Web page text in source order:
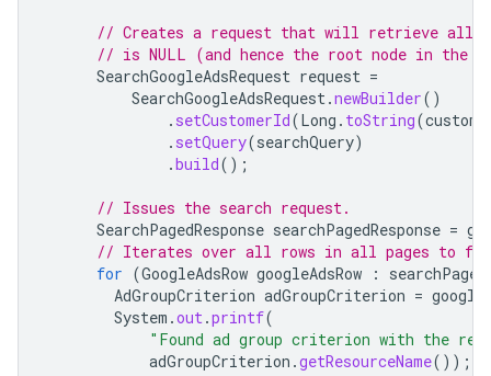
// Creates a request that will retrieve all
// is NULL (and hence the root node in the
SearchGoogleAdsRequest request =
SearchGoogleAdsRequest .newBuilder()
. setCustomerId(Long . toString(
. setQuery(searchQuery)
.build();
// Issues the search request.
SearchPagedResponse searchPagedResponse =
// Iterates over all rows in all pages to
for (GoogleAdsRow googleAdsRow :
AdGroupCriterion adGroupCriterion =
System .out .printf(
"Found ad group criterion with the
adGroupCriterion .getResourceName());